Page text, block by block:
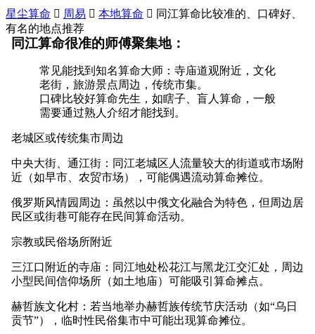
星尘算命  周易  本地算命  同江算命比较准的、口碑好、
有名的地点推荐
同江算命很准的师傅聚集地：
常见能找到知名算命大师：寺庙道观附近，文化
老街，旅游景点周边，传统市集。
口碑比较好算命先生，如瞎子、盲人算命，一般
需要通过熟人介绍才能找到。
老城区或传统集市周边
中央大街、通江街：同江老城区人流量较大的街道或市场附
近（如早市、农贸市场），可能偶遇流动算命摊位。
俄罗斯风情园周边：虽然以中俄文化融合为特色，但周边居
民区或街巷可能存在民间算命活动。
宗教或民俗场所附近
三江口附近的寺庙：同江地处松花江与黑龙江交汇处，周边
小型民间信仰场所（如土地庙）可能吸引算命摊点。
赫哲族文化村：若当地举办赫哲族传统节庆活动（如“乌日
贡节”），临时性民俗集市中可能出现算命摊位。